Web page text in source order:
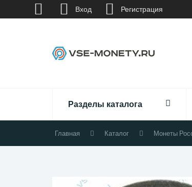
Разделы каталога
Главная Каталог Монеты
Вход Регистрация